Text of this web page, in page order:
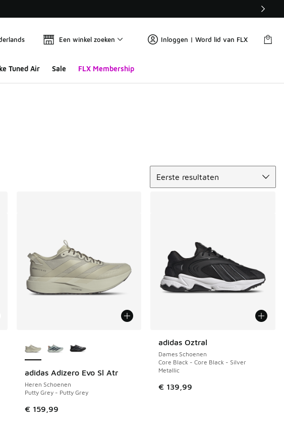
Een winkel zoeken Inloggen | Word lid van FLX
Tuned Air Sale FLX Membership
Eerste resultaten
adidas Adizero Evo Sl Atr
Heren Schoenen
Putty Grey - Putty Grey
€ 159,99
adidas Oztral
Dames Schoenen
Core Black - Core Black - Silver
Metallic
€ 139,99